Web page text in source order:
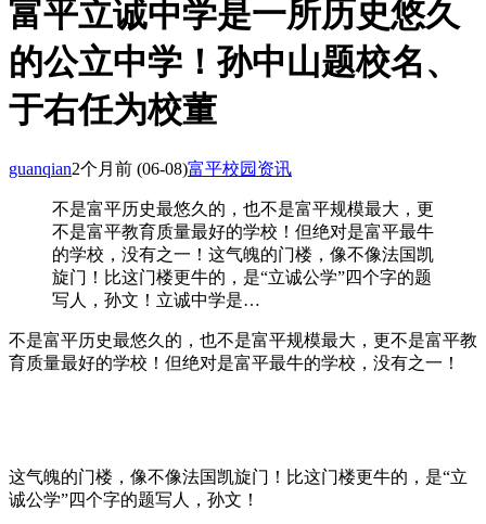
富平立诚中学是一所历史悠久
的公立中学！孙中山题校名、
于右任为校董
guanqian2个月前 (06-08)富平校园资讯
不是富平历史最悠久的，也不是富平规模最大，更
不是富平教育质量最好的学校！但绝对是富平最牛
的学校，没有之一！这气魄的门楼，像不像法国凯
旋门！比这门楼更牛的，是“立诚公学”四个字的题
写人，孙文！立诚中学是…
不是富平历史最悠久的，也不是富平规模最大，更不是富平教
育质量最好的学校！但绝对是富平最牛的学校，没有之一！
这气魄的门楼，像不像法国凯旋门！比这门楼更牛的，是“立
诚公学”四个字的题写人，孙文！